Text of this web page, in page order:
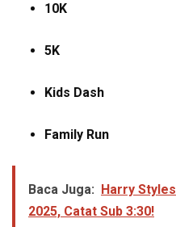
10K
5K
Kids Dash
Family Run
Baca Juga: Harry
2025, Catat Sub 3:30!